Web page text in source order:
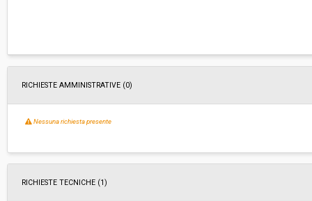
RICHIESTE AMMINISTRATIVE (0)
Nessuna richiesta presente
RICHIESTE TECNICHE (1)